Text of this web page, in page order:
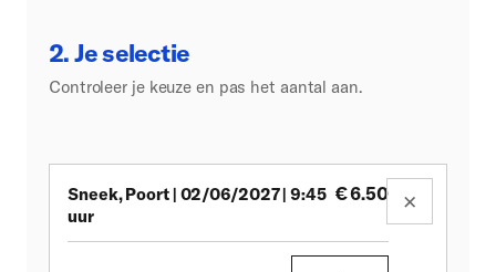
2. Je selectie
Controleer je keuze en pas het aantal aan.
×
Sneek, Poort | 02/06/2027 | 9:45
uur
€6.50